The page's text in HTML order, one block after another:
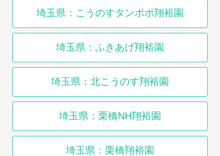
埼玉県：こうのすタンポポ翔裕園
埼玉県：ふきあげ翔裕園
埼玉県：北こうのす翔裕園
埼玉県：栗橋NH翔裕園
埼玉県：栗橋翔裕園